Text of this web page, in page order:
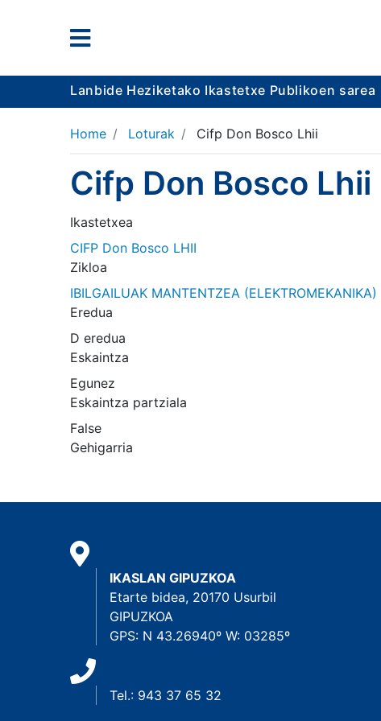
Lanbide Heziketako Ikastetxe Publikoen sarea
Home Loturak Cifp Don Bosco Lhii
Cifp Don Bosco Lhii
Ikastetxea
CIFP Don Bosco LHII
Zikloa
IBILGAILUAK MANTENTZEA (ELEKTROMEKANIKA)
Eredua
D eredua
Eskaintza
Egunez
Eskaintza partziala
False
Gehigarria
IKASLAN GIPUZKOA
Etarte bidea, 20170 Usurbil
GIPUZKOA
GPS: N 43.26940º W: 03285º
Tel.: 943 37 65 32